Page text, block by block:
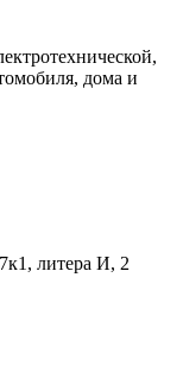
дома и
литера И, 2